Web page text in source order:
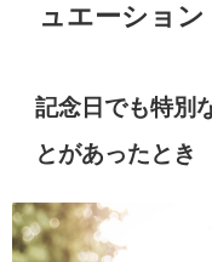
ュエーション
記念日でも特別
とがあったとき